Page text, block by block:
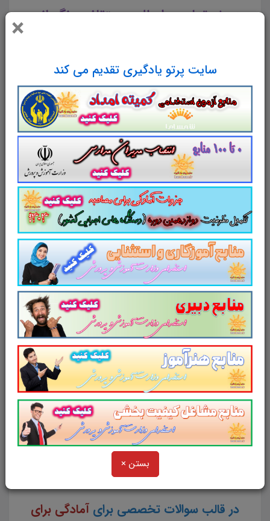
×
سایت پرتو یادگیری تقدیم می کند
بستن ×
«ویژه تمامی داوطلبین متقاضی نگهبانی
جزوه مصاحبهجذب نیروی حفاظت
(نگهبان) شرکت کار و تامین سال 1403
در162صفحه مطابق با منابع اعلامی دفتر چه
آزمون استخدام شرکت کار و تامین سال 1403
لینک دانلود
منابع آزمون جذب نگهبانی شرکت
کار و تامین
تست منابع آزمون جذب نگهبانی
شرکت کار و تامین
تست مبانی حفاظت
جزوه مبانی حفاظت
در قالب سوالات تخصصی برای آمادگی برای